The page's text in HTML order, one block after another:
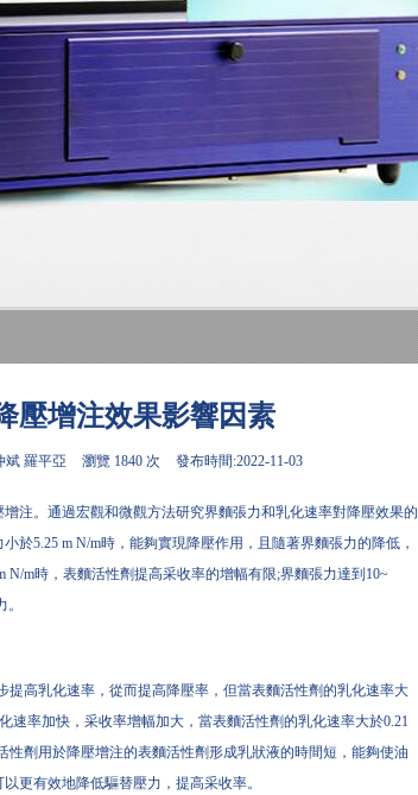
壓增注效果影響因素
斌 羅平亞 瀏覽 1840 次 發布時間:2022-11-03
注。通過宏觀和微觀方法研究界麵張力和乳化速率對降壓效果的
於5.25 m N/m時，能夠實現降壓作用，且隨著界麵張力的降低，
m時，表麵活性劑提高采收率的增幅有限;界麵張力達到10~
提高乳化速率，從而提高降壓率，但當表麵活性劑的乳化速率大
速率加快，采收率增幅加大，當表麵活性劑的乳化速率大於0.21
劑用於降壓增注的表麵活性劑形成乳狀液的時間短，能夠使油
更有效地降低驅替壓力，提高采收率。